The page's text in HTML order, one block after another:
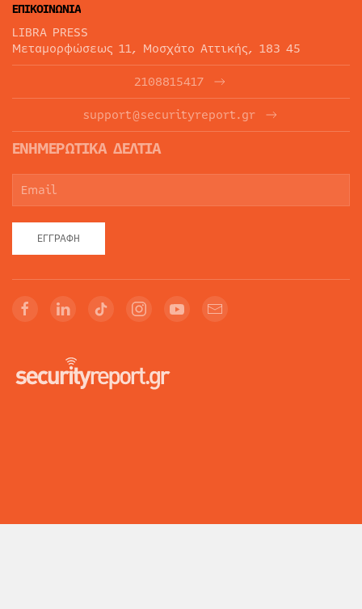
ΕΠΙΚΟΙΝΩΝΙΑ
LIBRA PRESS
Μεταμορφώσεως 11, Μοσχάτο Αττικής, 183 45
2108815417
support@securityreport.gr
ΕΝΗΜΕΡΩΤΙΚΑ ΔΕΛΤΙΑ
ΕΓΓΡΑΦΉ